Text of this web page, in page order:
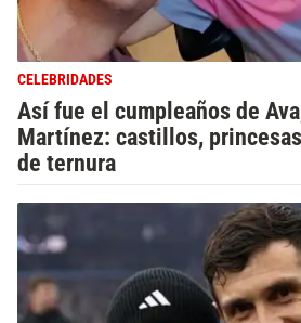
CELEBRIDADES
Así fue el cumpleaños de
Martínez: castillos,
de ternura